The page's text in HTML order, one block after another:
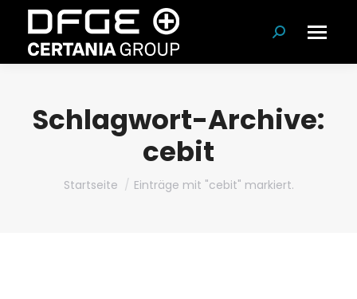
Suchen:
Schlagwort-Archive:
cebit
Du bist hier:
Startseite Einträge mit "cebit" markiert.